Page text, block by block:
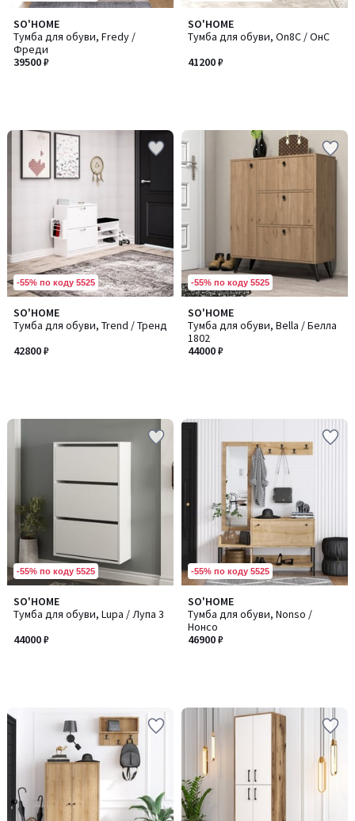
SO'HOME
Тумба для обуви, Fredy /
Фреди
39500 ₽
SO'HOME
Тумба для обуви, On8C / OнC
41200 ₽
-55% по коду 5525
SO'HOME
Тумба для обуви, Trend / Тренд
42800 ₽
-55% по коду 5525
SO'HOME
Тумба для обуви, Bella / Белла
1802
44000 ₽
-55% по коду 5525
SO'HOME
Тумба для обуви, Lupa / Лупа 3
44000 ₽
-55% по коду 5525
SO'HOME
Тумба для обуви, Nonso /
Нонсо
46900 ₽